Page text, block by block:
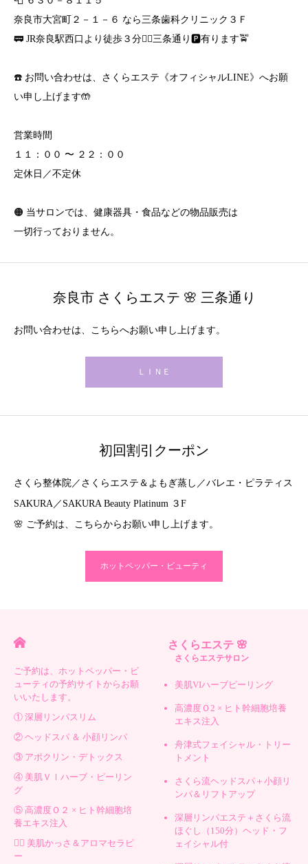
奈良市大宮町２－１－６ なら三条歯科クリニック３Ｆ
🚃 JR奈良駅西口より徒歩３分🚶‍♀️三条通り🅿️有ります🚖
☎️ お問い合わせは、さくらエステ《オフィシャルLINE》へお願
い申し上げます🤲
営業時間
１１：００ 〜 ２２：００
定休日／不定休
🟠 当サロンでは、健康器具・食品などの物品販売は
一切行っておりません。
奈良市 さくらエステ 🌸 三条通り
お問い合わせは、こちらへお願い申し上げます。
ＬＩＮＥ
初回割引クーポン
さくら整体院／さくらエステ＆よもぎ蒸し／バレエ・ピラティス
SAKURA／SAKURA Beauty Platinum ３F
🌸 ご予約は、こちらからお願い申し上げます。
ホットペッパー・ビューティ
ご予約は、ホットペッパー・ビ
ューティの予約サイトからお願
いいたします。
① 深層リンパスリム
② ヘッドスパ ＆ 小顔リンパ
③ アポクリン・デトックス
④ 美肌ＶＩハーブ・ピーリン
グ
⑤ 高濃度Ｏ２ × ヒト幹細胞培
養エキス注入
💆‍♀️ 美肌かっさ＆アロマセラピ
ー
さくらエステ 🌸
さくらエステサロン
美肌VIハーブピーリング
高濃度Ｏ2 × ヒト幹細胞培養
エキス注入
舟津式フェイシャル・トリー
トメント
さくら流ヘッドスパ＋小顔リ
ンパ＆リフトアップ
深層リンパエステ＋さくら流
ほぐし（150分）ヘッド・フ
ェイシャル付